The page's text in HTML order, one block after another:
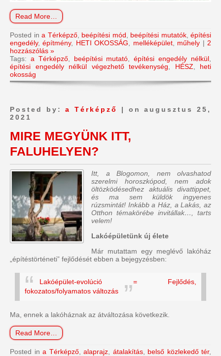
Read More…
Posted in a Térképző, beépítési mód beépítési mutatók, építési
engedély,építmény, HETI OKOSSÁG melléképület, műhely | 2
hozzászólás »
Tags: a Térképző, beépítési mutató ,építési engedély nélkül
építési engedély nélkül végezhető tevékenység
HÉSZ
heti
okosság
Posted by:a Térképző
| on augusztus 25,
2021
MIRE MEGYÜNK ITT,
FALUHELYEN?
Itt, a Blogomon, nem olvashatod
szerelmi horoszkópod, nem adok
öltözködésedhez aktuális divattippet,
és ma sem küldök ingyenes
rúzsmintát! Inkább a Ház, a Lakás, az
Otthon témakörébe invitállak…, tarts
velem!
Lakóépületünk új élete
Már mutattam egy meglévő lakóház
„építéstörténeti” fejlődését ebben a bejegyzésben:
Lakóépület-evolúció = Fejlődés,
fokozatos/folyamatos változás
Ma, ennek a lakóháznak az átváltozása következik.
Read More…
Posted in a Térképző, alaprajz átalakítás, belső közlekedő tér,